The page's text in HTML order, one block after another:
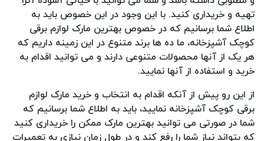
تهیه و خریداری کنید. با این وجود در این خصوص باید به
اطلاع شما برسانیم که در خصوص بهترین مارک لوازم برقی
کوچک آشپزخانه، ما ده ها برند متنوع در این زمینه داریم که
هر یک از آنها محصولات متنوعی دارند و می توانید اقدام به
خرید و استفاده از آنها نمایید.
از این رو پیش از آنکه اقدام به انتخاب و خرید مارک لوازم
برقی کوچک آشپزخانه نمایید، باید به اطلاع شما برسانیم که
شما در صورتی می توانید بهترین مارک ممکن را خریداری کنید
که بتواند نیاز شما را رفع کند و در طول زمان نیازی به تعمیرات